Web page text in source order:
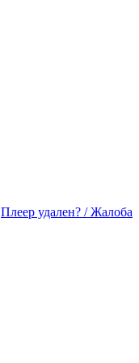
Пле­ер уда­лен? / Жа­ло­ба